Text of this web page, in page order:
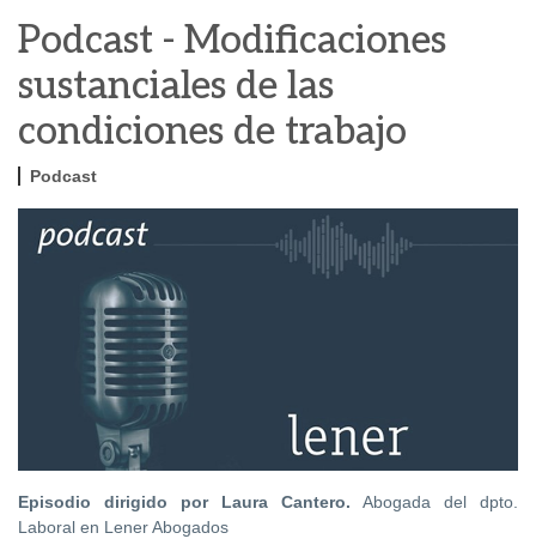
Podcast - Modificaciones
sustanciales de las
condiciones de trabajo
Podcast
Episodio dirigido por Laura Cantero. Abogada del dpto.
Laboral en Lener Abogados